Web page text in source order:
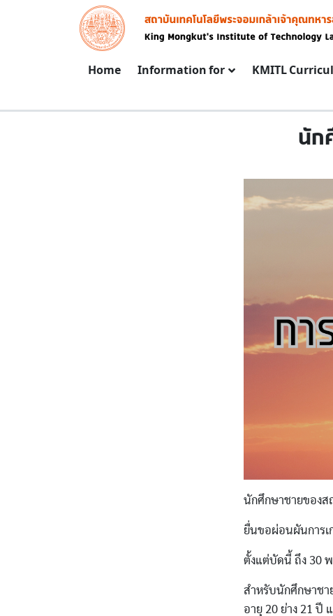
Skip to main content
Image
Main navigation
Home Information for KMITL
นัก
นักศึกษาชายของส
ยื่นขอผ่อนผันการ
ตั้งแต่บัดนี้ ถึง 30
สำหรับนักศึกษาชา
อายุ 20 ย่าง 21 ปี